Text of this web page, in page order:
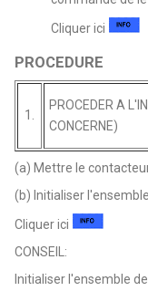
Cliquer ici
PROCEDURE
1.
PROCEDER A
CONCERNE)
(a) Mettre le
(b) Initialiser
Cliquer ici
CONSEIL:
Initialiser l'ensemble